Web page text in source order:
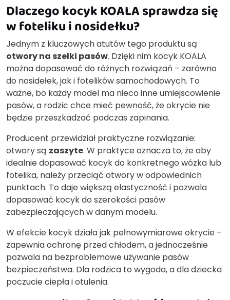
Dlaczego kocyk KOALA sprawdza się
w foteliku i nosidełku?
Jednym z kluczowych atutów tego produktu są
otwory na szelki pasów. Dzięki nim kocyk KOALA
można dopasować do różnych rozwiązań – zarówno
do nosidełek, jak i fotelików samochodowych. To
ważne, bo każdy model ma nieco inne umiejscowienie
pasów, a rodzic chce mieć pewność, że okrycie nie
będzie przeszkadzać podczas zapinania.
Producent przewidział praktyczne rozwiązanie:
otwory są zaszyte. W praktyce oznacza to, że aby
idealnie dopasować kocyk do konkretnego wózka lub
fotelika, należy przeciąć otwory w odpowiednich
punktach. To daje większą elastyczność i pozwala
dopasować kocyk do szerokości pasów
zabezpieczających w danym modelu.
W efekcie kocyk działa jak pełnowymiarowe okrycie –
zapewnia ochronę przed chłodem, a jednocześnie
pozwala na bezproblemowe używanie pasów
bezpieczeństwa. Dla rodzica to wygoda, a dla dziecka
poczucie ciepła i otulenia.